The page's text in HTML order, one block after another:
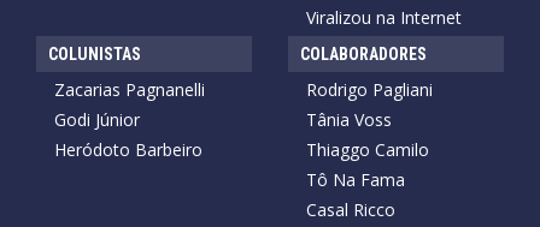
Viralizou na Internet
COLUNISTAS
Zacarias Pagnanelli
Godi Júnior
Heródoto Barbeiro
COLABORADORES
Rodrigo Pagliani
Tânia Voss
Thiaggo Camilo
Tô Na Fama
Casal Ricco